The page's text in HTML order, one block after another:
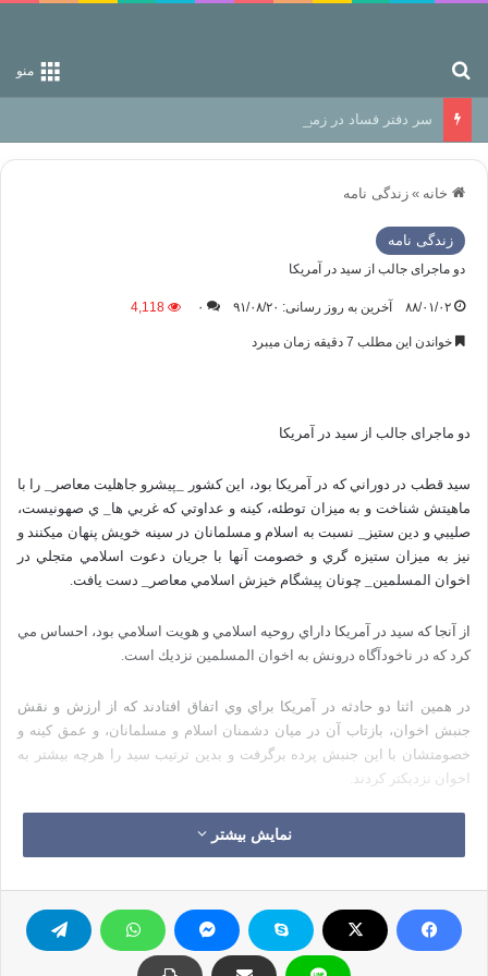
منو
سر دفتر فساد در زمین‌، دوری وکناره‌گیری از راه خداست‌!
خانه » زندگی نامه
زندگی نامه
دو ماجرای جالب از سید در آمريكا
۸۸/۰۱/۰۲ آخرین به روز رسانی: ۹۱/۰۸/۲۰ ۰ 4,118
خواندن این مطلب 7 دقیقه زمان میبرد
دو ماجرای جالب از سید در آمريكا
سيد قطب در دوراني كه در آمريكا بود، اين كشور _پيشرو جاهليت معاصر_ را با
ماهيتش شناخت و به ميزان توطئه، كينه و عداوتي كه غربي ها_ ي صهونيست،
صليبي و دين ستيز_ نسبت به اسلام و مسلمانان در سينه خويش پنهان ميكنند و
نيز به ميزان ستيزه گري و خصومت آنها با جريان دعوت اسلامي متجلي در
اخوان المسلمين_ چونان پيشگام خيزش اسلامي معاصر_ دست يافت.
از آنجا كه سيد در آمريكا داراي روحيه اسلامي و هويت اسلامي بود، احساس مي
كرد كه در ناخودآگاه درونش به اخوان المسلمين نزديك است.
در همين اثنا دو حادثه در آمريكا براي وي اتفاق افتادند كه از ارزش و نقش
جنبش اخوان، بازتاب آن در ميان دشمنان اسلام و مسلمانان، و عمق كينه و
خصومتشان با اين جنبش پرده برگرفت و بدين ترتيب سيد را هرچه بيشتر به
اخوان نزديكتر كردند.
شهادت امام حسن البنا _ پايه گذار اخوان و مرشد عام آن_ به دست تروريست
هاي وابسته به حكومت مصر و كاخ سلطنتي در 12 فوريه سال 1949 ميلادي.
نمایش بیشتر